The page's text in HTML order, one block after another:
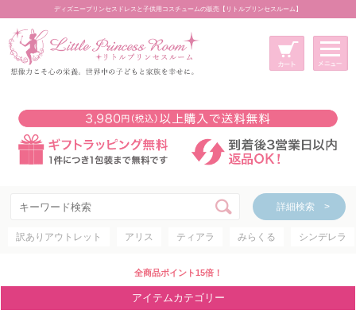
ディズニープリンセスドレスと子供用コスチュームの販売【リトルプリンセスルーム】
詳細検索 >
訳ありアウトレット アリス ティアラ みらくる シンデレラ
全商品ポイント15倍！
アイテムカテゴリー
新規会員登録
マイページ
カート
詳細検索 >
アイテムカテゴリー
ディズニープリンセス
ディズニキャラクター